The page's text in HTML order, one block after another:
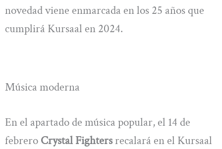
novedad viene enmarcada en los 25 años que
cumplirá Kursaal en 2024.
Música moderna
En el apartado de música popular, el 14 de
febrero Crystal Fightersrecalará en el Kursaal